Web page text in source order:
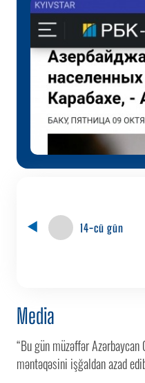
14-cü gün
Media
“Bu gün müzəffər Azərbaycan
məntəqəsini işğaldan azad